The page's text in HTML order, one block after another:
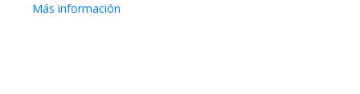
Más información